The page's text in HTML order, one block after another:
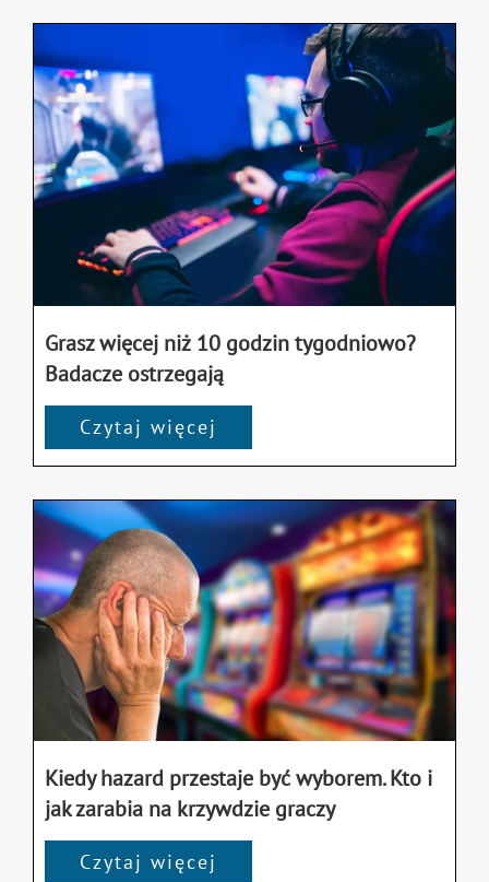
Grasz więcej niż 10 godzin tygodniowo?
Badacze ostrzegają
Czytaj więcej
Kiedy hazard przestaje być wyborem. Kto i
jak zarabia na krzywdzie graczy
Czytaj więcej